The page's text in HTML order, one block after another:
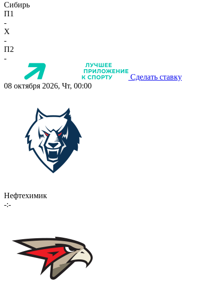
Сибирь
П1
-
X
-
П2
-
Сделать ставку
08 октября 2026, Чт, 00:00
Нефтехимик
-:-